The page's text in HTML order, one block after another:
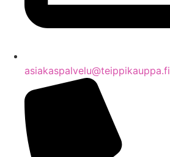
asiakaspalvelu@teippikauppa.fi